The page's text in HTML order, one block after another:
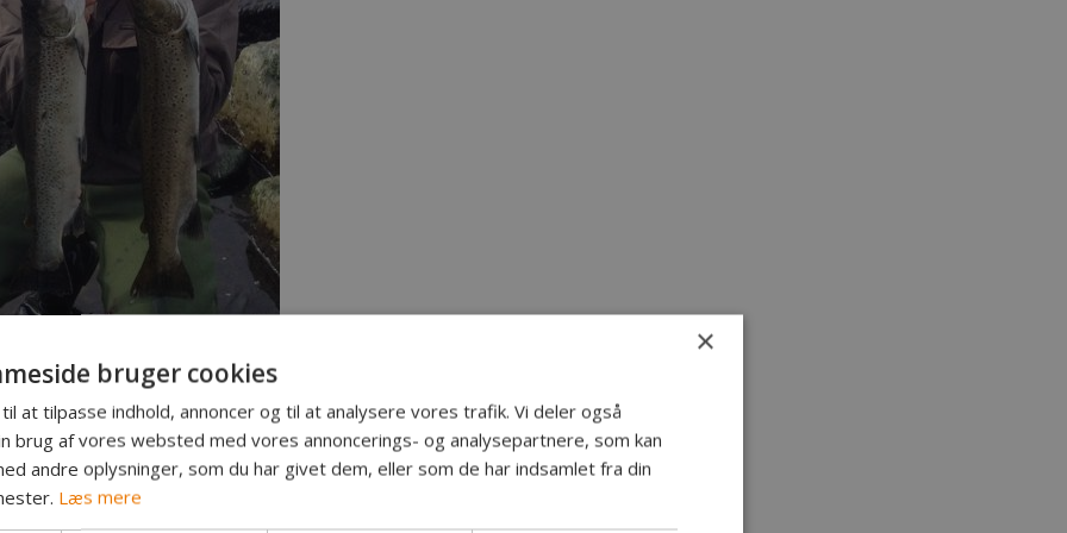
Ringsted
kg
×
bruger cookies
at tilpasse indhold, annoncer og til at analysere vores trafik. Vi deler også
brug af vores websted med vores annoncerings- og analysepartnere, som kan
andre oplysninger, som du har givet dem, eller som de har indsamlet fra din
Læs mere